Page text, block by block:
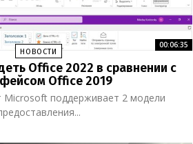
НОВОСТИ
00:06:35
Office 2022 в сравнении с
Office 2019